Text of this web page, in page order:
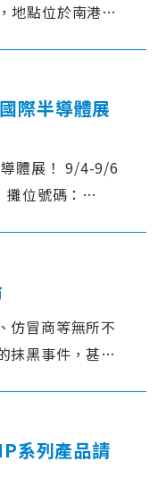
地點位於南港展
際半導體展
體展！ 9/4-9/6
位號碼：
仿冒商等無所不
抹黑事件，甚至
此嚴正聲明，
企業的言論。
系列產品請